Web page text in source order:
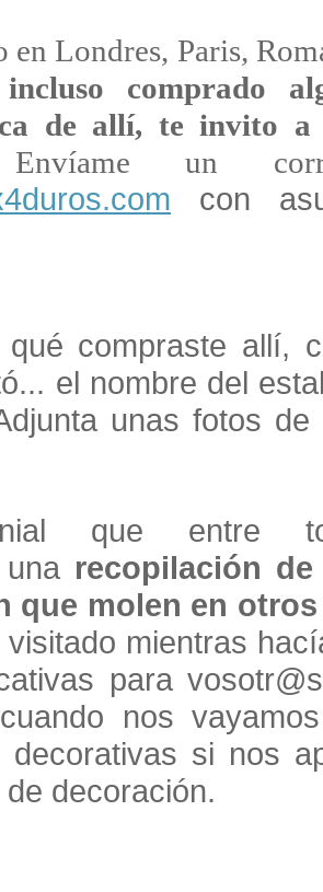
en Londres, Paris,
comprado
de allí, te invito a
un
con
qué compraste allí,
el nombre del
unas fotos
que entre
recopilación
que molen en
mientras
para
nos
decorativas si nos
decoración.